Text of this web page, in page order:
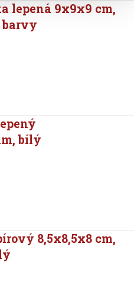
lepená 9x9x9 cm,
barvy
bílý
8,5x8,5x8 cm,